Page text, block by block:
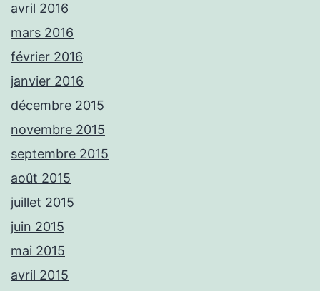
avril 2016
mars 2016
février 2016
janvier 2016
décembre 2015
novembre 2015
septembre 2015
août 2015
juillet 2015
juin 2015
mai 2015
avril 2015